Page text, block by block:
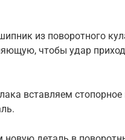
из поворотного
чтобы удар
вставляем